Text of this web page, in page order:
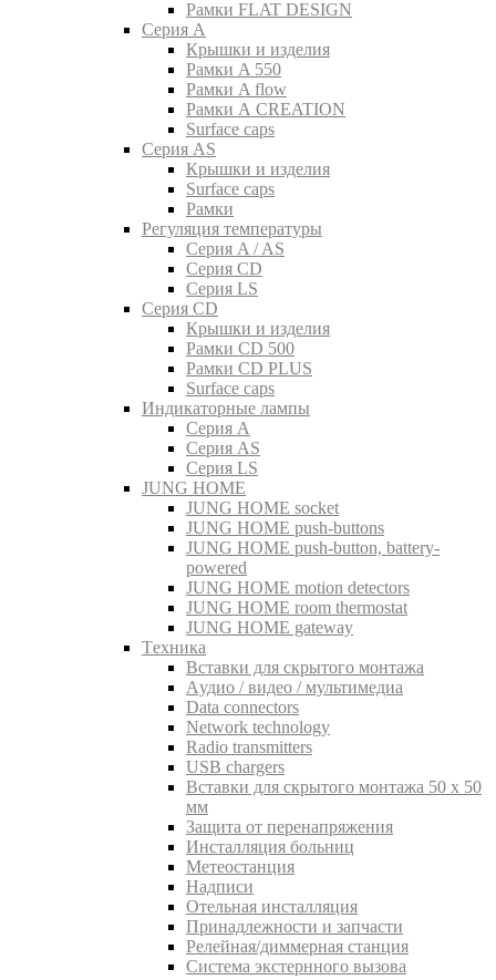
Рамки FLAT DESIGN
Серия A
Крышки и изделия
Рамки A 550
Рамки A flow
Рамки A CREATION
Surface caps
Серия AS
Крышки и изделия
Surface caps
Рамки
Регуляция температуры
Серия A / AS
Серия CD
Серия LS
Серия CD
Крышки и изделия
Рамки CD 500
Рамки CD PLUS
Surface caps
Индикаторные лампы
Серия A
Серия AS
Серия LS
JUNG HOME
JUNG HOME socket
JUNG HOME push-buttons
JUNG HOME push-button, battery-
powered
JUNG HOME motion detectors
JUNG HOME room thermostat
JUNG HOME gateway
Tехника
Вставки для скрытого монтажа
Aудио / видео / мультимедиа
Data connectors
Network technology
Radio transmitters
USB chargers
Вставки для скрытого монтажа 50 x 50
мм
Защита от перенапряжения
Инсталляция больниц
Метеостанция
Надписи
Отельная инсталляция
Принадлежности и запчасти
Релейная/диммерная станция
Система экстернного вызова